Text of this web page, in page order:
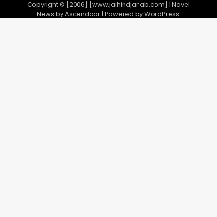
Copyright © [2006] [www.jaihindjanab.com] | Novel
News byAscendoor| Powered byWordPress.